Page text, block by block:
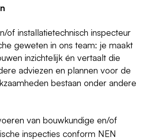
of installatietechnisch inspecteur
geweten in ons team: je maakt
inzichtelijk én vertaalt die
adviezen en plannen voor de
bestaan onder andere
van bouwkundige en/of
inspecties conform NEN